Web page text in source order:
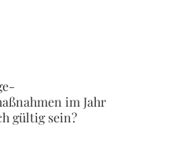
im Jahr
gültig sein?